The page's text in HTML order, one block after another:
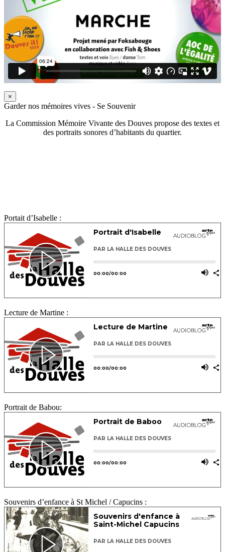
×
Garder nos mémoires vives - Se Souvenir
La Commission Mémoire Vivante des Douves propose des textes et
des portraits sonores d’habitants du quartier.
Portait d’Isabelle :
Lecture de Martine :
Portrait de Babou:
Souvenirs d’enfance à St Michel / Capucins :